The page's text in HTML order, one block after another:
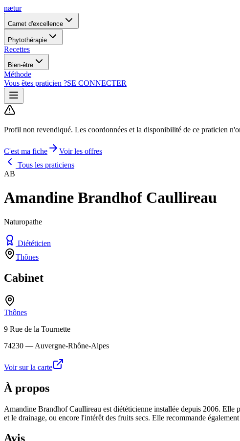
nætur
Carnet d'excellence
Phytothérapie
Recettes
Bien-être
Méthode
Vous êtes praticien ?SE CONNECTER
Profil non revendiqué. Les coordonnées et la disponibilité de ce praticien
C'est ma fiche
Voir les offres
Tous les praticiens
AB
Amandine Brandhof Caullireau
Naturopathe
Diététicien
Thônes
Cabinet
Thônes
9 Rue de la Tournette
74230 — Auvergne-Rhône-Alpes
Voir sur la carte
À propos
Amandine Brandhof Caullireau est diététicienne installée depuis 2006. Elle
et le drainage, ou encore l'intérêt des fruits secs. Elle recommande
Avis